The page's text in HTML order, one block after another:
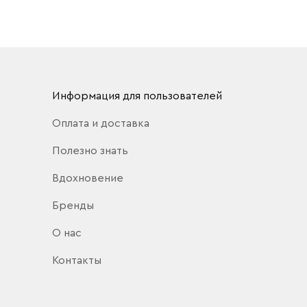
Информация для пользователей
Оплата и доставка
Полезно знать
Вдохновение
Бренды
О нас
Контакты